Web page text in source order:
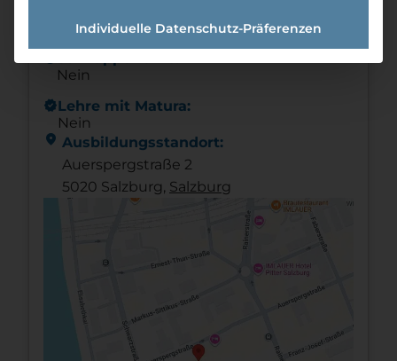
Nein
Nein
new_releasesLehre mit Matura:
Nein
location_on Ausbildungsstandort:
Auerspergstraße 2
5020 Salzburg, Salzburg
Individuelle Datenschutz-Präferenzen